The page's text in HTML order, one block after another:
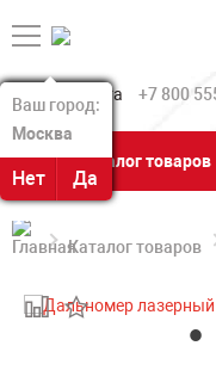
Ваш город:
Москва
Нет Да
Ваш город:
Москва
Нет Да
+7 800
Каталог товаров
Каталог товаров